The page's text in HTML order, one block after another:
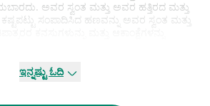
ಅವರ ಸ್ವಂತ ಮತ್ತು ಅವರ ಹತ್ತಿರದ ಮತ್ತು
ಕಷ್ಟಪಟ್ಟು ಸಂಪಾದಿಸಿದ ಹಣವನ್ನು ಅವರ ಸ್ವಂತ ಮತ್ತು
ತುಂಬಿರಬಹುದು. ಅವನ/ಅವಳ ಮರಣದ ನಂತರ,
ತಮ್ಮ ಪಾಲುದಾರ ಅಥವಾ ಮಕ್ಕಳಿಗೆ
ಇನ್ನಷ್ಟು ಓದಿ